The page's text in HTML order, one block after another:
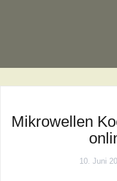
Mikrowellen
10. Juni